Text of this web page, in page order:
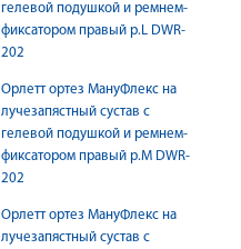
гелевой подушкой и ремнем-
фиксатором правый р.L DWR-
202
Орлетт ортез МануФлекс на
лучезапястный сустав с
гелевой подушкой и ремнем-
фиксатором правый р.M DWR-
202
Орлетт ортез МануФлекс на
лучезапястный сустав с